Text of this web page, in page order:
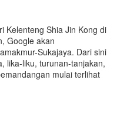
Kelenteng Shia Jin Kong di
Google akan
Sukajaya. Dari sini
lika-liku, turunan-tanjakan,
mulai terlihat